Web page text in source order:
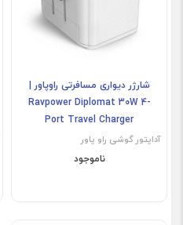
شارژر دیواری مسافرتی راوپاور |
Ravpower Diplomat 30W 4-
Port Travel Charger
آداپتور گوشی راو پاور
ناموجود